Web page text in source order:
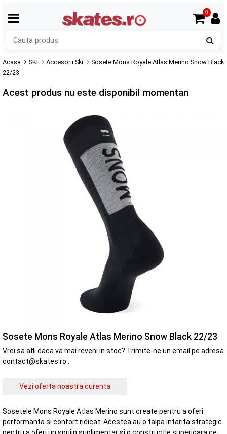
0
Acasa SKI Accesorii Ski
Sosete Mons Royale Atlas Merino Snow Black
22/23
Acest produs nu este disponibil momentan
Sosete Mons Royale Atlas Merino Snow Black 22/23
Vrei sa afli daca va mai reveni in stoc? Trimite-ne un email pe adresa
contact@skates.ro .
Sosetele Mons Royale Atlas Merino sunt create pentru a oferi
performanta si confort ridicat. Acestea au o talpa intarita strategic